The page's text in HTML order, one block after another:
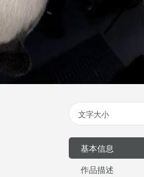
文字大小
基本信息
作品描述